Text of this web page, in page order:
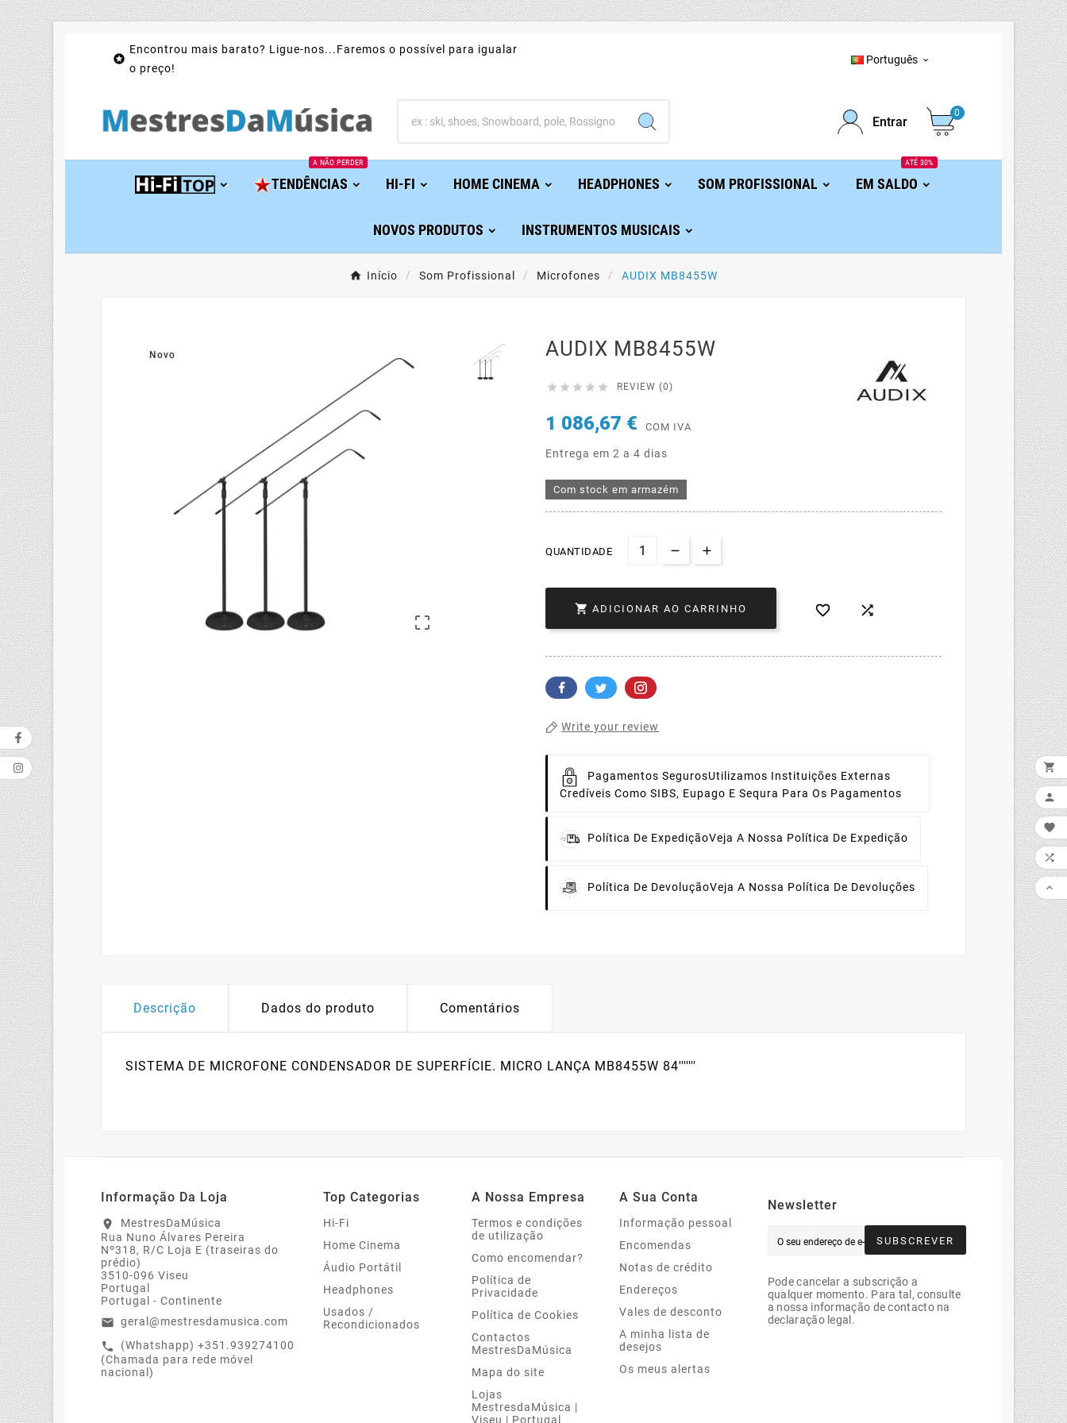

Encontrou mais barato? Ligue-nos...Faremos o possível para igualar
o preço!
Português 
Entrar
0
TENDÊNCIAS
A NÃO PERDER
HI-FI HOME CINEMA HEADPHONES SOM PROFISSIONAL EM SALDO
ATÉ 30%
NOVOS PRODUTOS INSTRUMENTOS MUSICAIS
Início Som Profissional Microfones AUDIX MB8455W
Novo

AUDIX MB8455W
     REVIEW (0)
1 086,67 € COM IVA
Entrega em 2 a 4 dias
Com stock em armazém
QUANTIDADE
 ADICIONAR AO CARRINHO  
Write your review
Pagamentos SegurosUtilizamos Instituições Externas
Credíveis Como SIBS, Eupago E Sequra Para Os Pagamentos
Política De ExpediçãoVeja A Nossa Política De Expedição
Política De DevoluçãoVeja A Nossa Política De Devoluções
Descrição Dados do produto Comentários
SISTEMA DE MICROFONE CONDENSADOR DE SUPERFÍCIE. MICRO LANÇA MB8455W 84'''''''
Informação Da Loja
location_on
MestresDaMúsica
Rua Nuno Álvares Pereira
Nº318, R/C Loja E (traseiras do
prédio)
3510-096 Viseu
Portugal
Portugal - Continente
email geral@mestresdamusica.com
call
(Whatshapp) +351.939274100
(Chamada para rede móvel
nacional)
Top Categorias
Hi-Fi
Home Cinema
Áudio Portátil
Headphones
Usados /
Recondicionados
A Nossa Empresa
Termos e condições
de utilização
Como encomendar?
Política de
Privacidade
Política de Cookies
Contactos
MestresDaMúsica
Mapa do site
Lojas
MestresdaMúsica |
Viseu | Portugal
A Sua Conta
Informação pessoal
Encomendas
Notas de crédito
Endereços
Vales de desconto
A minha lista de
desejos
Os meus alertas
Newsletter
SUBSCREVER
Pode cancelar a subscrição a
qualquer momento. Para tal, consulte
a nossa informação de contacto na
declaração legal.




